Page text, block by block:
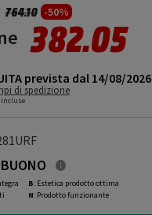
Prezzo ridotto da
764.10a-50%
382.05
prevista dal 14/08/2026
di spedizione
incluse
B: Estetica prodotto ottima
N: Prodotto funzionante